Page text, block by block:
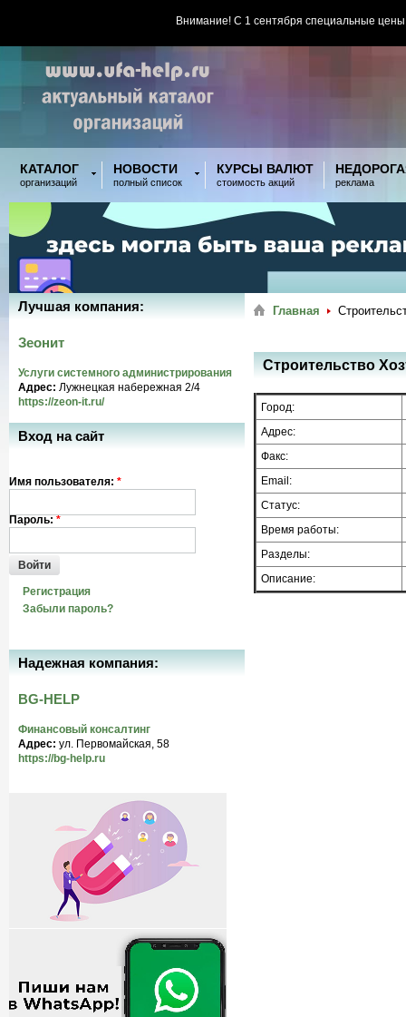
Внимание! С 1 сентября специальные
КАТАЛОГ
организаций
НОВОСТИ
полный список
КУРСЫ ВАЛЮТ
стоимость акций реклама
Главная
Строительство
Город:
Адрес:
Факс:
Email:
Статус:
Время работы:
Разделы:
Описание:
Лучшая компания:
Зеонит
Услуги системного администрирования
Адрес: Лужнецкая набережная 2/4
https://zeon-it.ru/
Вход на сайт
Имя пользователя: *
Пароль: *
Войти
Регистрация
Забыли пароль?
Надежная компания:
BG-HELP
Финансовый консалтинг
Адрес: ул. Первомайская, 58
https://bg-help.ru